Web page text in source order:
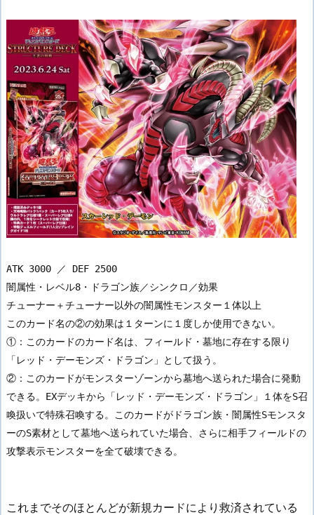
ATK 3000 ／ DEF 2500
闇属性・レベル8・ドラゴン族／シンクロ／効果
チューナー＋チューナー以外の闇属性モンスター１体以上
このカード名の②の効果は１ターンに１度しか使用できない。
①：このカードのカード名は、フィールド・墓地に存在する限り
「レッド・デーモンズ・ドラゴン」として扱う。
②：このカードがモンスターゾーンから墓地へ送られた場合に発動
できる。EXデッキから「レッド・デーモンズ・ドラゴン」１体をS召
喚扱いで特殊召喚する。このカードがドラゴン族・闇属性Sモンスタ
ーのS素材として墓地へ送られていた場合、さらに相手フィールドの
攻撃表示モンスターを全て破壊できる。
これまでそのほとんどが新規カードにより救済されている